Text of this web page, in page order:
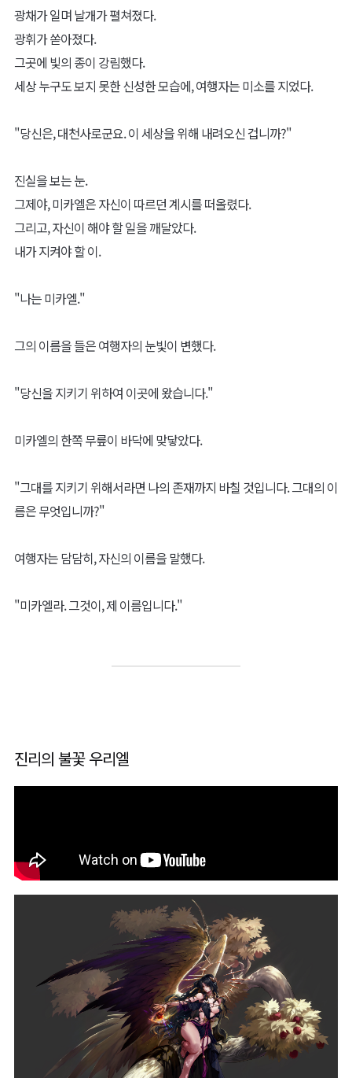
광채가 일며 날개가 펼쳐졌다.
광휘가 쏟아졌다.
그곳에 빛의 종이 강림했다.
세상 누구도 보지 못한 신성한 모습에, 여행자는 미소를 지었다.
"당신은, 대천사로군요. 이 세상을 위해 내려오신 겁니까?"
진실을 보는 눈.
그제야, 미카엘은 자신이 따르던 계시를 떠올렸다.
그리고, 자신이 해야 할 일을 깨달았다.
내가 지켜야 할 이.
"나는 미카엘."
그의 이름을 들은 여행자의 눈빛이 변했다.
"당신을 지키기 위하여 이곳에 왔습니다."
미카엘의 한쪽 무릎이 바닥에 맞닿았다.
"그대를 지키기 위해서라면 나의 존재까지 바칠 것입니다. 그대의 이
름은 무엇입니까?"
여행자는 담담히, 자신의 이름을 말했다.
"미카엘라. 그것이, 제 이름입니다."
진리의 불꽃 우리엘